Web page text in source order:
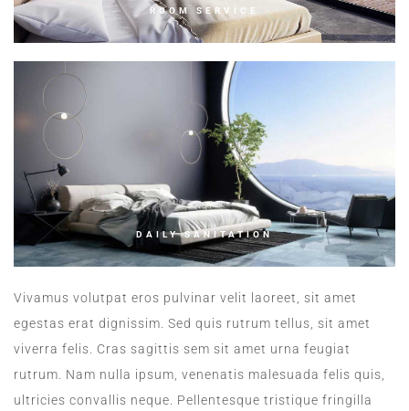
ROOM SERVICE
DAILY SANITATION
Vivamus volutpat eros pulvinar velit laoreet, sit amet
egestas erat dignissim. Sed quis rutrum tellus, sit amet
viverra felis. Cras sagittis sem sit amet urna feugiat
rutrum. Nam nulla ipsum, venenatis malesuada felis quis,
ultricies convallis neque. Pellentesque tristique fringilla